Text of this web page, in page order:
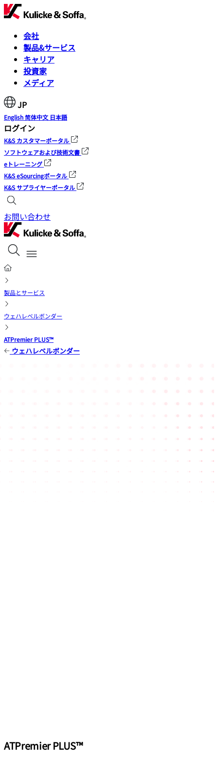
会社
製品&サービス
キャリア
投資家
メディア
JP
English简体中文 日本語
ログイン
K&S カスタマーポータル
ソフトウェアおよび技術文書
eトレーニング
K&S eSourcingポータル
K&S サプライヤーポータル
お問い合わせ
製品とサービス
ウェハレベルボンダー
ATPremier PLUS™
ウェハレベルボンダー
ATPremier PLUS™